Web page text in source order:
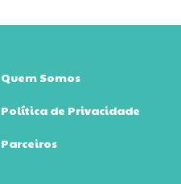
Quem Somos
Política de Privacidade
Parceiros